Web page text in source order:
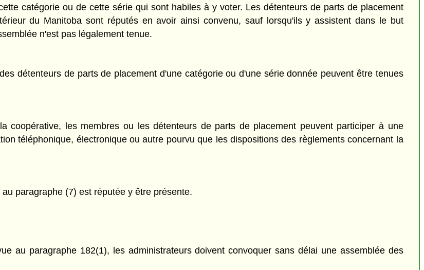
catégorie ou de cette série qui sont habiles à y voter. Les détenteurs de parts de placement
du Manitoba sont réputés en avoir ainsi convenu, sauf lorsqu'ils y assistent dans le but
n'est pas légalement tenue.
détenteurs de parts de placement d'une catégorie ou d'une série donnée peuvent être tenues
coopérative, les membres ou les détenteurs de parts de placement peuvent participer à une
téléphonique, électronique ou autre pourvu que les dispositions des règlements concernant la
paragraphe (7) est réputée y être présente.
au paragraphe 182(1), les administrateurs doivent convoquer sans délai une assemblée des